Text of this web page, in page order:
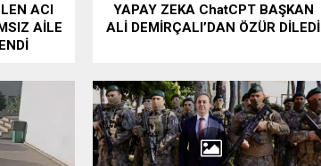
ACI
AİLE
YAPAY ZEKA ChatCPT BAŞKAN
ALİ DEMİRÇALI’DAN ÖZÜR DİLEDİ